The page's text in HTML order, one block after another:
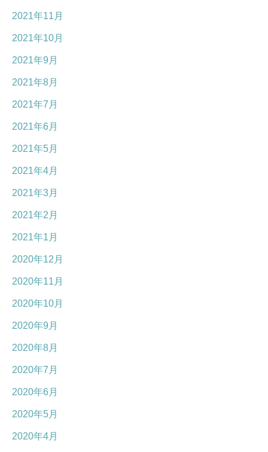
2021年11月
2021年10月
2021年9月
2021年8月
2021年7月
2021年6月
2021年5月
2021年4月
2021年3月
2021年2月
2021年1月
2020年12月
2020年11月
2020年10月
2020年9月
2020年8月
2020年7月
2020年6月
2020年5月
2020年4月